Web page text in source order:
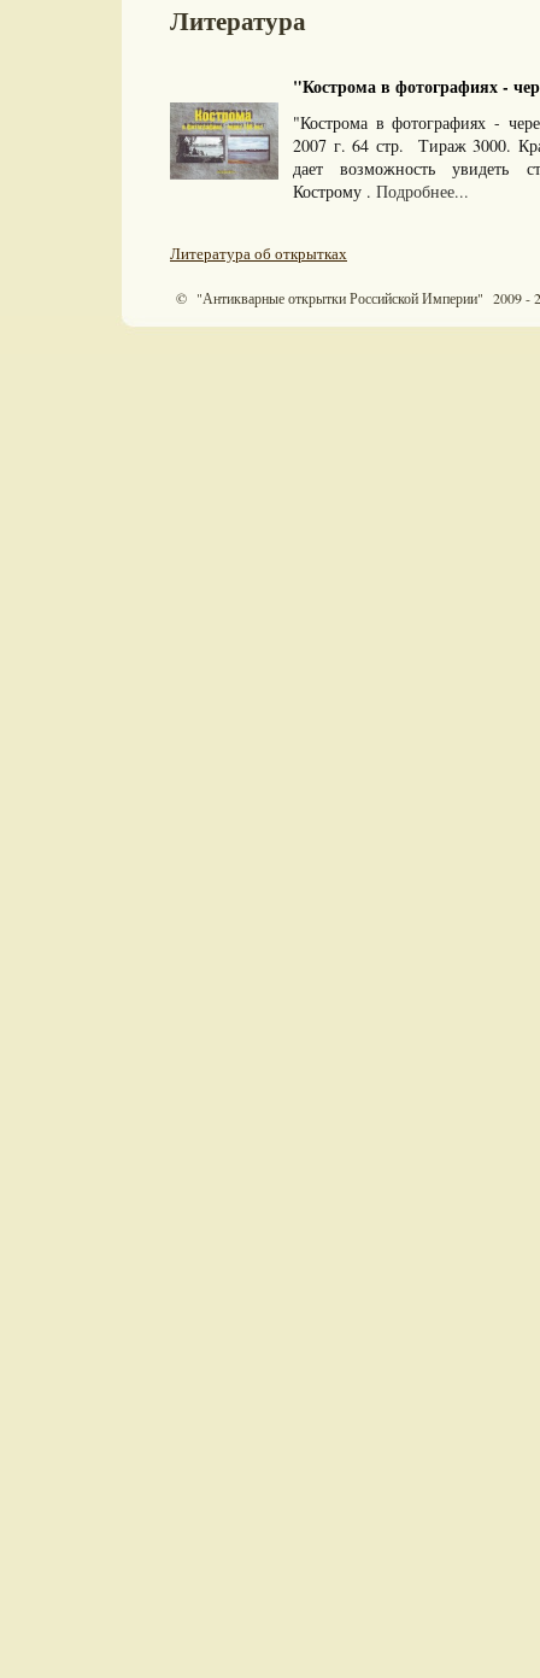
Литература
"Кострома в фотографиях -
"Кострома в фотографиях -
2007 г. 64 стр. Тираж 3000.
дает возможность увидеть
Кострому . Подробнее...
Литература об открытках
© "Антикварные открытки Российской Империи" 2009 -